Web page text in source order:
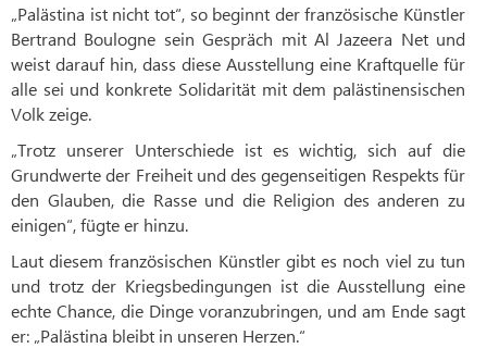
„Palästina ist nicht tot“, so beginnt der französische Künstler
Bertrand Boulogne sein Gespräch mit Al Jazeera Net und
weist darauf hin, dass diese Ausstellung eine Kraftquelle für
alle sei und konkrete Solidarität mit dem palästinensischen
Volk zeige.
„Trotz unserer Unterschiede ist es wichtig, sich auf die
Grundwerte der Freiheit und des gegenseitigen Respekts für
den Glauben, die Rasse und die Religion des anderen zu
einigen“, fügte er hinzu.
Laut diesem französischen Künstler gibt es noch viel zu tun
und trotz der Kriegsbedingungen ist die Ausstellung eine
echte Chance, die Dinge voranzubringen, und am Ende sagt
er: „Palästina bleibt in unseren Herzen.“